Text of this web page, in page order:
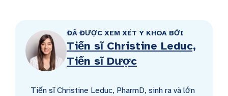
ĐÃ ĐƯỢC XEM XÉT Y KHOA BỞI
Tiến sĩ Christine Leduc,
Tiến sĩ Dược
Tiến sĩ Christine Leduc, PharmD, sinh ra và lớn